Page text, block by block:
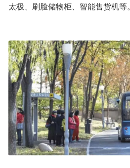
太极、刷脸储物柜、智能售货机等。